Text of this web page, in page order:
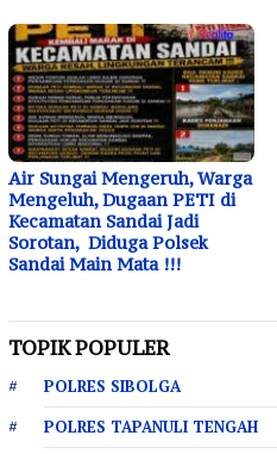
Air Sungai Mengeruh, Warga
Mengeluh, Dugaan PETI di
Kecamatan Sandai Jadi
Sorotan, Diduga Polsek
Sandai Main Mata !!!
TOPIK POPULER
POLRES SIBOLGA
POLRES TAPANULI TENGAH